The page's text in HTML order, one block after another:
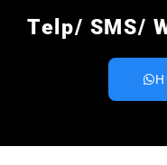
Telp/ SMS/